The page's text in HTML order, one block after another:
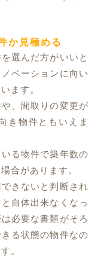
か見極める
選んだ方がいいと
ベーションに向い
ます。
、間取りの変更が
き物件ともいえま
る物件で築年数の
合があります。
きないと判断され
自体出来なくなっ
必要な書類がそろ
る状態の物件なの
。